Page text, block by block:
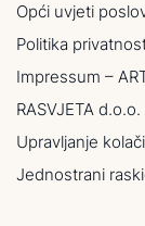
Opći uvjeti
Politika
Impressum –
RASVJETA d.o.o.
Upravljanje
Jednostrani